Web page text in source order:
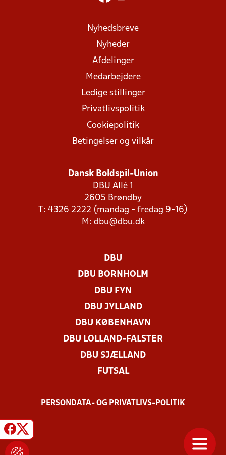
Nyhedsbreve
Nyheder
Afdelinger
Medarbejdere
Ledige stillinger
Privatlivspolitik
Cookiepolitik
Betingelser og vilkår
Dansk Boldspil-Union
DBU Allé 1
2605 Brøndby
T: 4326 2222 (mandag - fredag 9-16)
M: dbu@dbu.dk
DBU
DBU BORNHOLM
DBU FYN
DBU JYLLAND
DBU KØBENHAVN
DBU LOLLAND-FALSTER
DBU SJÆLLAND
FUTSAL
PERSONDATA- OG PRIVATLIVS-POLITIK